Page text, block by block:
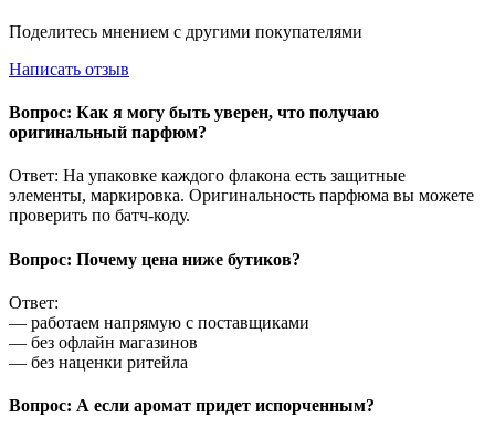
Поделитесь мнением с другими покупателями
Написать отзыв
Вопрос: Как я могу быть уверен, что получаю
оригинальный парфюм?
Ответ: На упаковке каждого флакона есть защитные
элементы, маркировка. Оригинальность парфюма вы можете
проверить по батч-коду.
Вопрос: Почему цена ниже бутиков?
Ответ:
— работаем напрямую с поставщиками
— без офлайн магазинов
— без наценки ритейла
Вопрос: А если аромат придет испорченным?